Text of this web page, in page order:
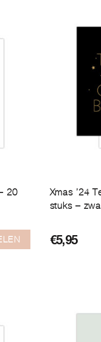
20
Xmas ’24
stuks –
€5,95